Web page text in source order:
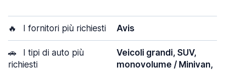
🔥 I fornitori più richiesti Avis
🚗
I tipi di auto più
richiesti
Veicoli grandi, SUV,
monovolume / Minivan,